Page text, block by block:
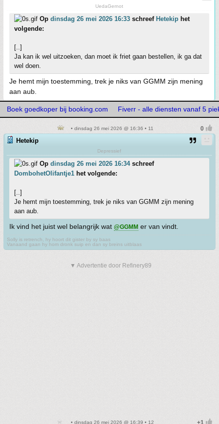
UedaGernot
Op dinsdag 26 mei 2026 16:33 schreef Hetekip het
volgende:
[..]
Ja kan ik wel uitzoeken, dan moet ik friet gaan bestellen, ik ga dat
wel doen.
Je hemt mijn toestemming, trek je niks van GGMM zijn mening
aan aub.
Boek goedkoper bij booking.com Fiverr - alle diensten vanaf 5
• dinsdag 26 mei 2026 @ 16:36 • 11
Hetekip
Depressief
Op dinsdag 26 mei 2026 16:34schreef
DombohetOlifantje1 het volgende:
[..]
Je hemt mijn toestemming, trek je niks van GGMM zijn mening
aan aub.
Ik vind het juist wel belangrijk wat @GGMM er van vindt.
Solly is retrench, hy hoort dit gister by sy baas
Vanaand gaan hy hom dronk suip en dan sy breins uitblaas
▼ Advertentie door Refinery89
• dinsdag 26 mei 2026 @ 16:39 • 12